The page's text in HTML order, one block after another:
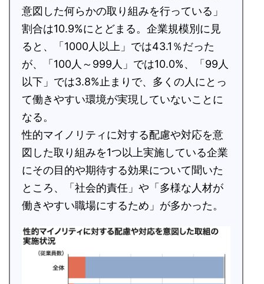
意図した何らかの取り組みを行っている」
割合は10.9%にとどまる。企業規模別に見
ると、「1000人以上」では43.1％だった
が、「100人～999人」では10.0%、「99人
以下」では3.8%止まりで、多くの人にとっ
て働きやすい環境が実現していないことに
なる。
性的マイノリティに対する配慮や対応を意
図した取り組みを1つ以上実施している企業
にその目的や期待する効果について聞いた
ところ、「社会的責任」や「多様な人材が
働きやすい職場にするため」が多かった。